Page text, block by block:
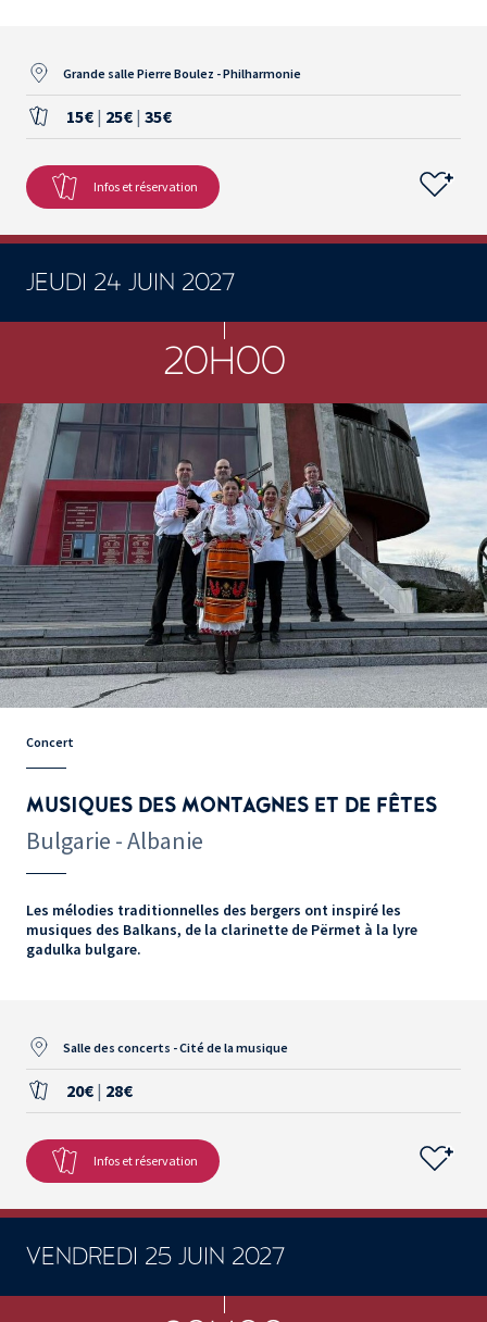
Grande salle Pierre Boulez - Philharmonie
15€ | 25€ | 35€
Infos et réservation
JEUDI 24 JUIN 2027
20H00
Concert
MUSIQUES DES MONTAGNES ET DE FÊTES
Bulgarie - Albanie
Les mélodies traditionnelles des bergers ont inspiré les
musiques des Balkans, de la clarinette de Përmet à la lyre
gadulka bulgare.
Salle des concerts - Cité de la musique
20€ | 28€
Infos et réservation
VENDREDI 25 JUIN 2027